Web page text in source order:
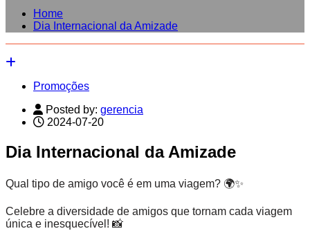
Home
Dia Internacional da Amizade
Promoções
Posted by: gerencia
2024-07-20
Dia Internacional da Amizade
Qual tipo de amigo você é em uma viagem? 🌍✨
Celebre a diversidade de amigos que tornam cada viagem
única e inesquecível! 📸